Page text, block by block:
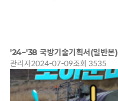
'24~'38 국방기술기획서(일반본)
관리자2024-07-09조회 3535